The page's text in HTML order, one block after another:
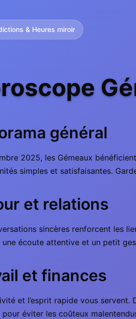
& Heures miroir
général
2025, les Gémeaux
simples et satisfaisantes.
et relations
sincères renforcent les
une écoute attentive et un petit
et finances
et l’esprit rapide vous servent.
éviter les coûteux